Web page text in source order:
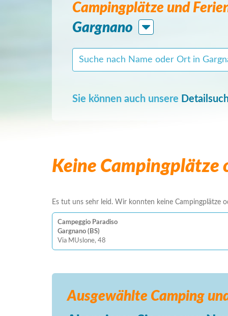
Campingplätze und
Gargnano
Sie können auch unsere
Keine Campingplätze
Es tut uns sehr leid. Wir konnten keine Campingplätze
Campeggio Paradiso
Gargnano (BS)
Via MUslone, 48
Ausgewählte Camping